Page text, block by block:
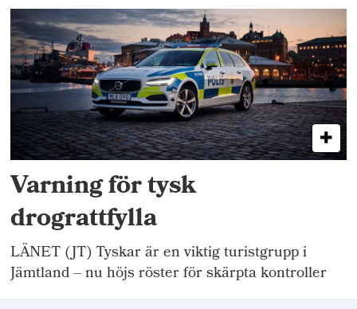
Varning för tysk
drograttfylla
LÄNET (JT) Tyskar är en viktig turistgrupp i
Jämtland – nu höjs röster för skärpta kontroller